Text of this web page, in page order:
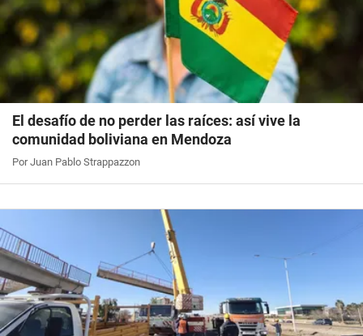
El desafío de no perder las raíces: así vive la
comunidad boliviana en Mendoza
Por Juan Pablo Strappazzon